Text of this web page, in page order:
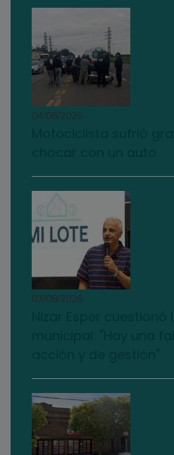
04/08/2026
03/08/2026